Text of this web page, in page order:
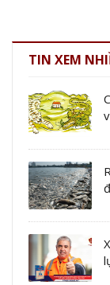
TIN XEM